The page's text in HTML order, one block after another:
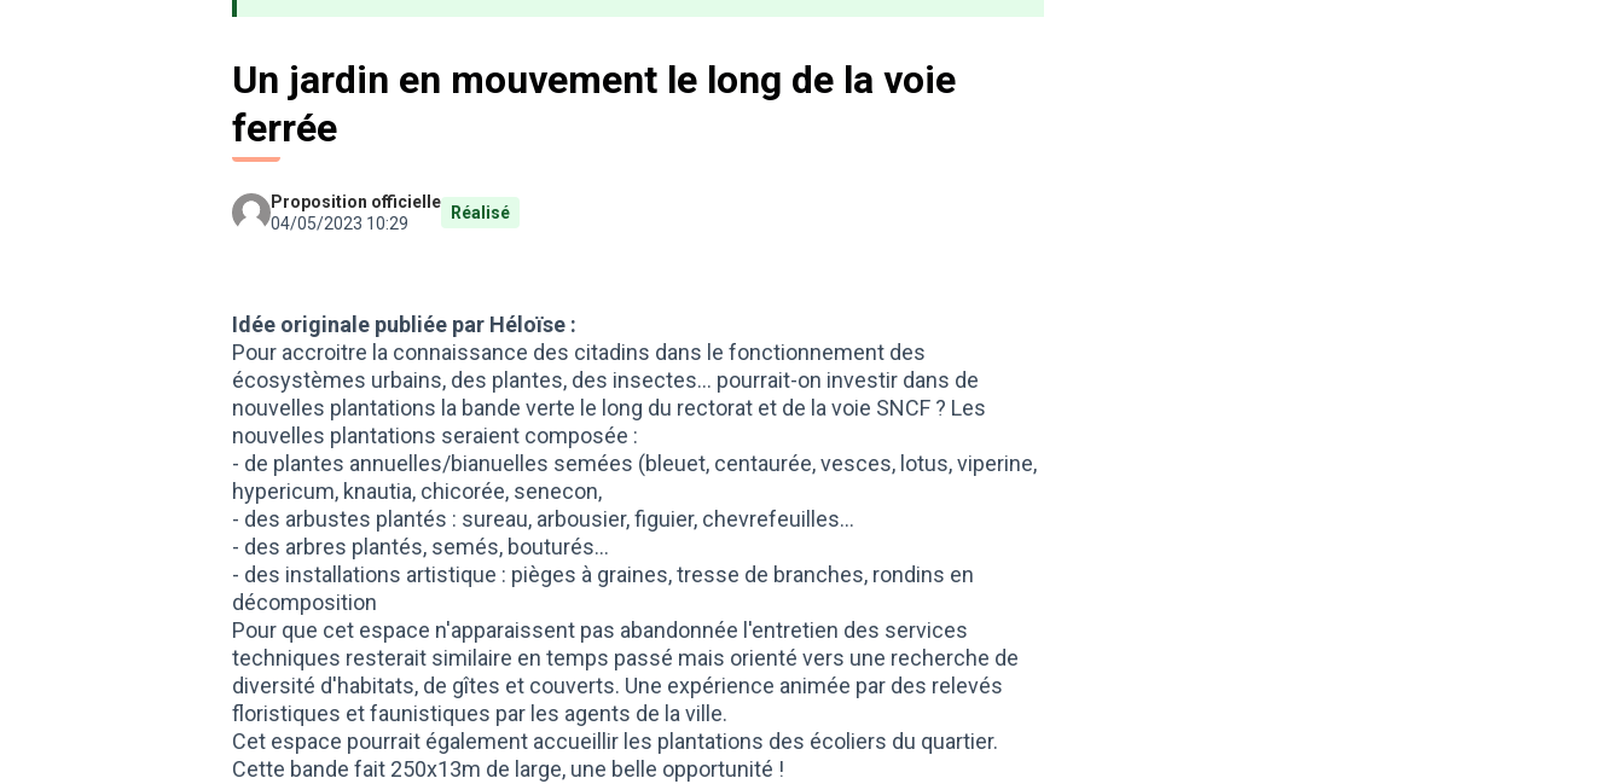
Un jardin en mouvement le long de la voie
ferrée
Proposition officielle
04/05/2023 10:29
Réalisé
Idée originale publiée par Héloïse :
Pour accroitre la connaissance des citadins dans le fonctionnement des
écosystèmes urbains, des plantes, des insectes... pourrait-on investir dans de
nouvelles plantations la bande verte le long du rectorat et de la voie SNCF ? Les
nouvelles plantations seraient composée :
- de plantes annuelles/bianuelles semées (bleuet, centaurée, vesces, lotus, viperine,
hypericum, knautia, chicorée, senecon,
- des arbustes plantés : sureau, arbousier, figuier, chevrefeuilles...
- des arbres plantés, semés, bouturés...
- des installations artistique : pièges à graines, tresse de branches, rondins en
décomposition
Pour que cet espace n'apparaissent pas abandonnée l'entretien des services
techniques resterait similaire en temps passé mais orienté vers une recherche de
diversité d'habitats, de gîtes et couverts. Une expérience animée par des relevés
floristiques et faunistiques par les agents de la ville.
Cet espace pourrait également accueillir les plantations des écoliers du quartier.
Cette bande fait 250x13m de large, une belle opportunité !